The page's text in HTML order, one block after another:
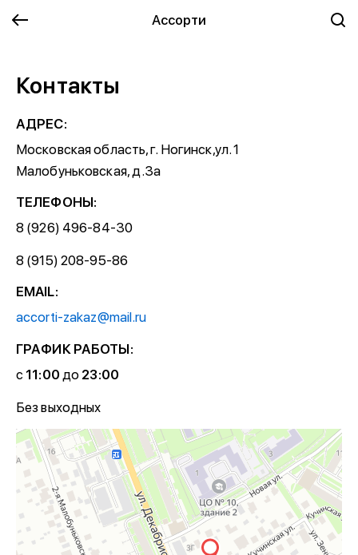
Ассорти
Контакты
АДРЕС:
Московская область, г. Ногинск,ул. 1
Малобуньковская, д.3а
ТЕЛЕФОНЫ:
8 (926) 496-84-30
8 (915) 208-95-86
EMAIL:
accorti-zakaz@mail.ru
ГРАФИК РАБОТЫ:
с 11:00 до 23:00
Без выходных
Ногинск
Яндекс Карты — транспорт, навигация, поиск мест